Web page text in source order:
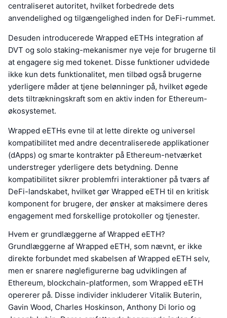
centraliseret autoritet, hvilket forbedrede dets
anvendelighed og tilgængelighed inden for DeFi-rummet.
Desuden introducerede Wrapped eETHs integration af
DVT og solo staking-mekanismer nye veje for brugerne til
at engagere sig med tokenet. Disse funktioner udvidede
ikke kun dets funktionalitet, men tilbød også brugerne
yderligere måder at tjene belønninger på, hvilket øgede
dets tiltrækningskraft som en aktiv inden for Ethereum-
økosystemet.
Wrapped eETHs evne til at lette direkte og universel
kompatibilitet med andre decentraliserede applikationer
(dApps) og smarte kontrakter på Ethereum-netværket
understreger yderligere dets betydning. Denne
kompatibilitet sikrer problemfri interaktioner på tværs af
DeFi-landskabet, hvilket gør Wrapped eETH til en kritisk
komponent for brugere, der ønsker at maksimere deres
engagement med forskellige protokoller og tjenester.
Hvem er grundlæggerne af Wrapped eETH?
Grundlæggerne af Wrapped eETH, som nævnt, er ikke
direkte forbundet med skabelsen af Wrapped eETH selv,
men er snarere nøglefigurerne bag udviklingen af
Ethereum, blockchain-platformen, som Wrapped eETH
opererer på. Disse individer inkluderer Vitalik Buterin,
Gavin Wood, Charles Hoskinson, Anthony Di Iorio og